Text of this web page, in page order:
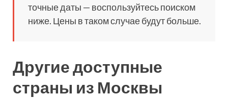
точные даты — воспользуйтесь поиском
ниже. Цены в таком случае будут больше.
Другие доступные
страны из Москвы